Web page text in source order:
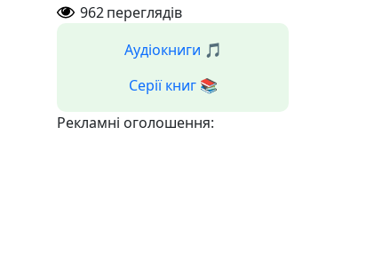
962переглядів
Аудіокниги 🎵
Серії книг 📚
Рекламні оголошення: